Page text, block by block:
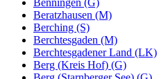
Beratzhausen (M)
Berching (S)
Berchtesgaden (M)
Berchtesgadener Land (LK)
Berg (Kreis Hof) (G)